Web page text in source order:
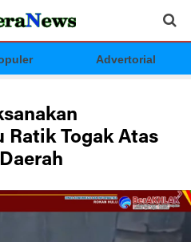
Advertorial
Ratik Togak Atas